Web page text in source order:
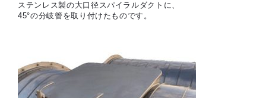
ステンレス製の大口径スパイラルダクトに、
45°の分岐管を取り付けたものです。